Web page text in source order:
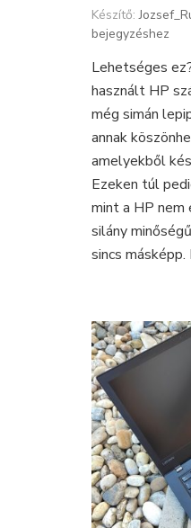
Készítő:
bejegyzéshez
Lehetséges
használt HP
még simán
annak
amelyekből
Ezeken túl
mint a HP nem
silány
sincs